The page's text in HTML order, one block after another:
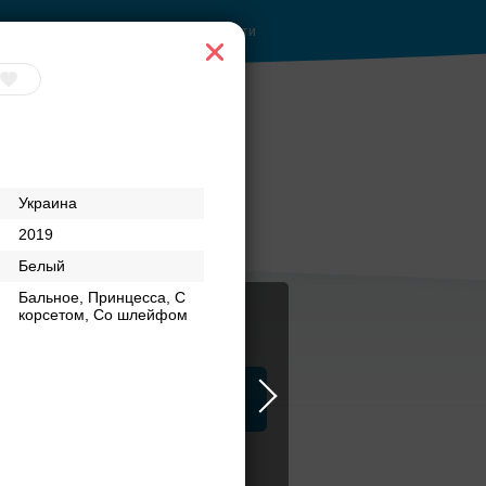
Украина
2019
Белый
Бальное, Принцесса, С
корсетом, Со шлейфом
Войти
торжество в центре